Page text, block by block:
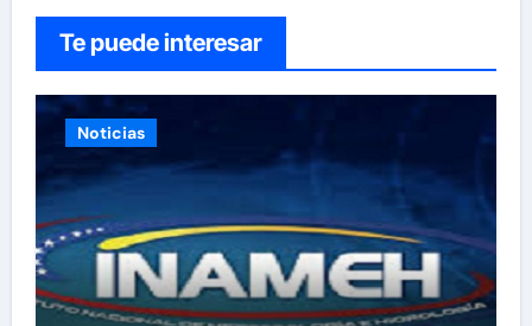
Te puede interesar
Noticias